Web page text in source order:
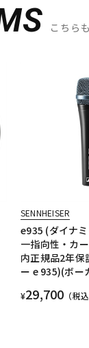
こちら
SENNHEISER
e935 (ダイナ
一指向性・カ
内正規品2年
ー e 935)(ボー
¥29,700 （税込